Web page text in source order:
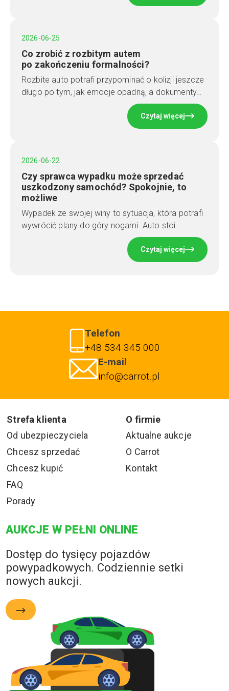
2026-06-25
Co zrobić z rozbitym autem
po zakończeniu formalności?
Rozbite auto potrafi przypominać o kolizji jeszcze
długo po tym, jak emocje opadną, a dokumenty…
Czytaj więcej
2026-06-22
Czy sprawca wypadku może sprzedać
uszkodzony samochód? Spokojnie, to
możliwe
Wypadek ze swojej winy to sytuacja, która potrafi
wywrócić plany do góry nogami. Auto stoi…
Czytaj więcej
Telefon
+48 534 345 000
E-mail
info@carrot.pl
Strefa klienta
O firmie
Od ubezpieczyciela
Chcesz sprzedać
Chcesz kupić
FAQ
Porady
Aktualne aukcje
O Carrot
Kontakt
AUKCJE W PEŁNI ONLINE
Dostęp do tysięcy pojazdów
powypadkowych. Codziennie setki
nowych aukcji.